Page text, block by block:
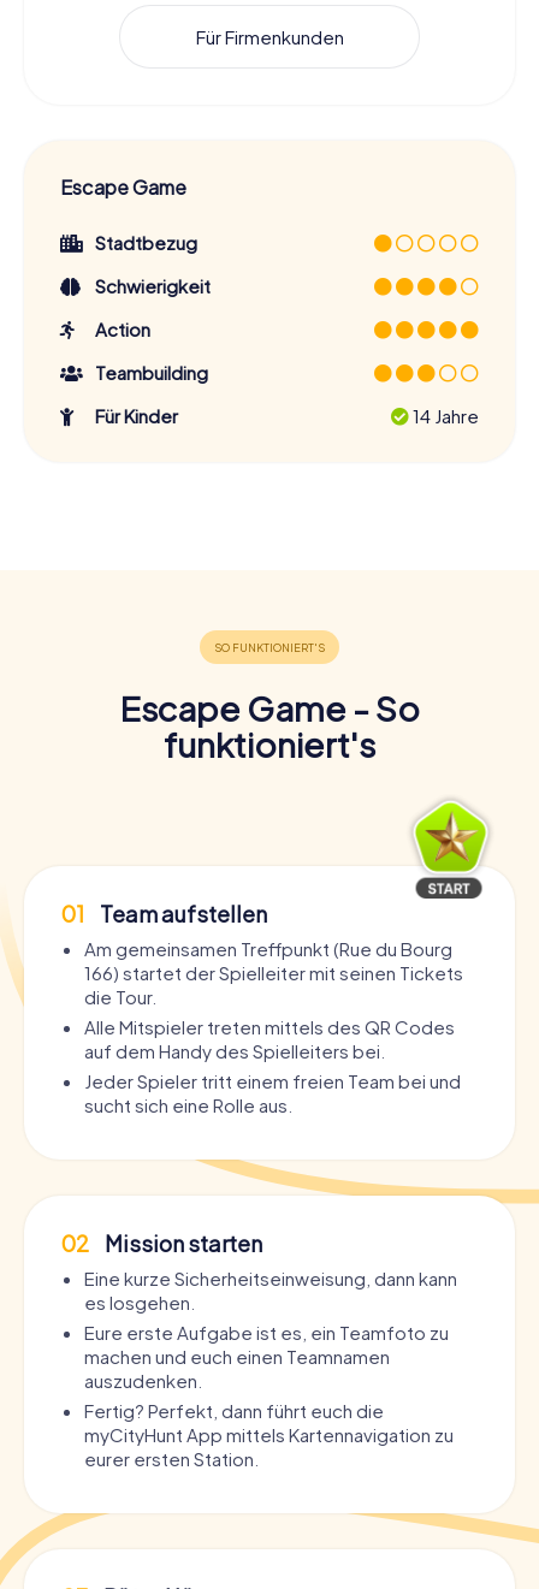
Für Firmenkunden
Escape Game
Stadtbezug
Schwierigkeit
Action
Teambuilding
Für Kinder
14 Jahre
Escape Game - So
funktioniert's
01 Team aufstellen
Am gemeinsamen Treffpunkt (Rue du Bourg
166) startet der Spielleiter mit seinen Tickets
die Tour.
Alle Mitspieler treten mittels des QR Codes
auf dem Handy des Spielleiters bei.
Jeder Spieler tritt einem freien Team bei und
sucht sich eine Rolle aus.
02 Mission starten
Eine kurze Sicherheitseinweisung, dann kann
es losgehen.
Eure erste Aufgabe ist es, ein Teamfoto zu
machen und euch einen Teamnamen
auszudenken.
Fertig? Perfekt, dann führt euch die
myCityHunt App mittels Kartennavigation zu
eurer ersten Station.